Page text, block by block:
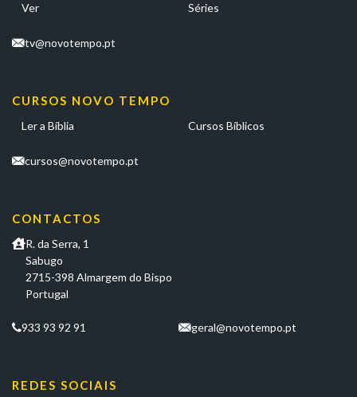
Ver Séries
tv@novotempo.pt
CURSOS NOVO TEMPO
Ler a Bíblia Cursos Bíblicos
cursos@novotempo.pt
CONTACTOS
R. da Serra, 1
Sabugo
2715-398 Almargem do Bispo
Portugal
933 93 92 91 geral@novotempo.pt
REDES SOCIAIS